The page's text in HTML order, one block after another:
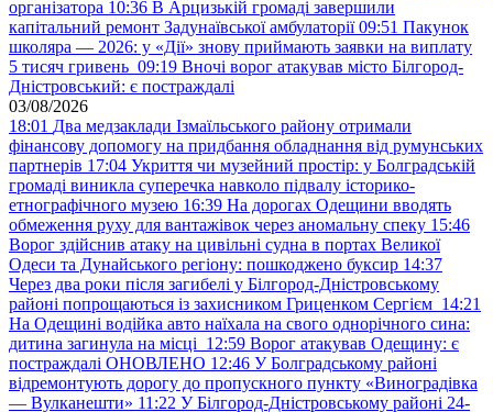
організатора 10:36 В Арцизькій громаді завершили
капітальний ремонт Задунаївської амбулаторії 09:51 Пакунок
школяра — 2026: у «Дії» знову приймають заявки на виплату
5 тисяч гривень 09:19 Вночі ворог атакував місто Білгород-
Дністровський: є постраждалі
03/08/2026
18:01 Два медзаклади Ізмаїльського району отримали
фінансову допомогу на придбання обладнання від румунських
партнерів 17:04 Укриття чи музейний простір: у Болградській
громаді виникла суперечка навколо підвалу історико-
етнографічного музею 16:39 На дорогах Одещини вводять
обмеження руху для вантажівок через аномальну спеку 15:46
Ворог здійснив атаку на цивільні судна в портах Великої
Одеси та Дунайського регіону: пошкоджено буксир 14:37
Через два роки після загибелі у Білгород-Дністровському
районі попрощаються із захисником Гриценком Сергієм 14:21
На Одещині водійка авто наїхала на свого однорічного сина:
дитина загинула на місці 12:59 Ворог атакував Одещину: є
постраждалі ОНОВЛЕНО 12:46 У Болградському районі
відремонтують дорогу до пропускного пункту «Виноградівка
— Вулканешти» 11:22 У Білгород-Дністровському районі 24-